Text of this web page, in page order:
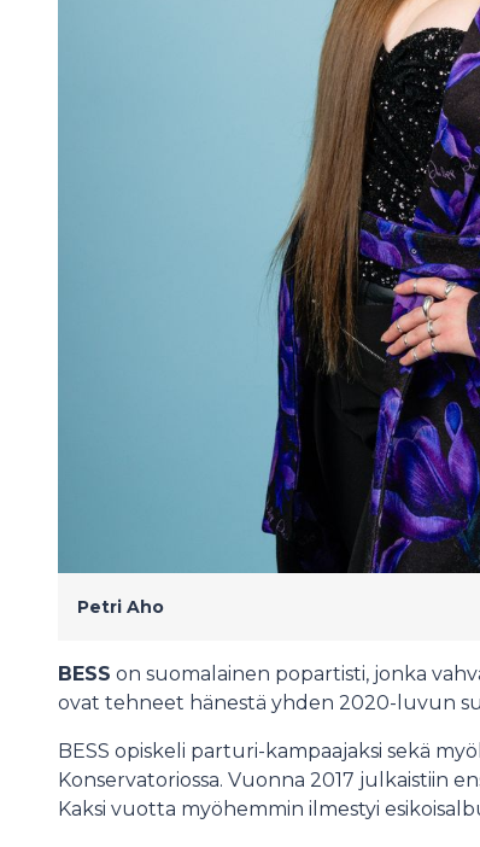
Petri Aho
BESS on suomalainen popartisti, jonka
ovat tehneet hänestä yhden 2020-luvun
BESS opiskeli parturi-kampaajaksi sekä
Konservatoriossa. Vuonna 2017 julkaistiin
Kaksi vuotta myöhemmin ilmestyi